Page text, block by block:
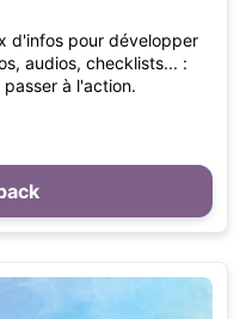
d'infos pour développer
audios, checklists... :
à l'action.